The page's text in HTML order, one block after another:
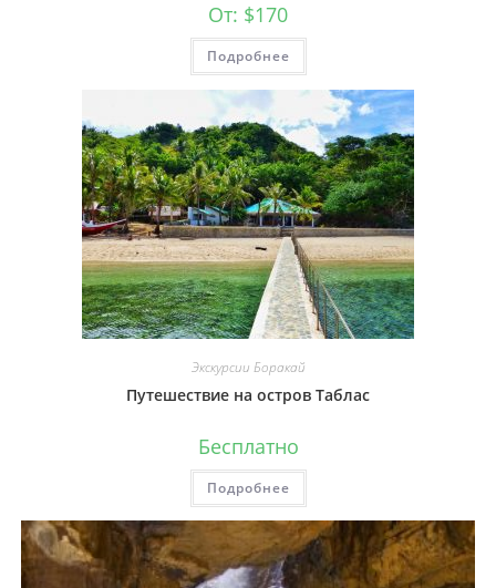
От: $170
Подробнее
Экскурсии Боракай
Путешествие на остров Таблас
Бесплатно
Подробнее